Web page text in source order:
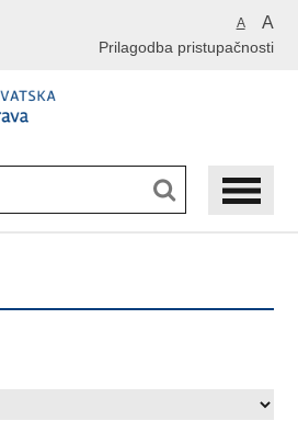
A A
Prilagodba pristupačnosti